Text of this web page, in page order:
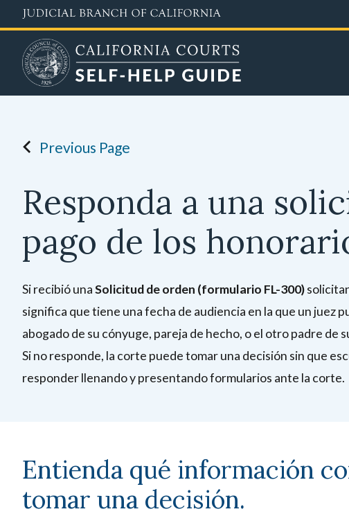
to
content
Previous Page
Responda a una
pago de los
Si recibió unaSolicitud de orden (formulario FL-300)
significa que tiene una fecha de audiencia en la que un juez
abogado de su cónyuge, pareja de hecho, o el otro padre de
Si no responde, la corte puede tomar una decisión sin que
responder llenando y presentando formularios ante la corte.
Entienda qué información
tomar una decisión.